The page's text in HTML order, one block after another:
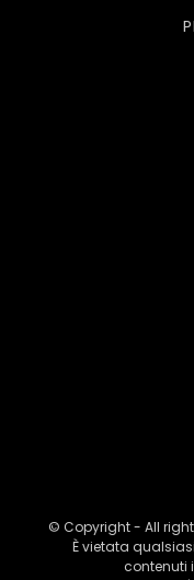
© Copyright - All
È vietata
contenuti